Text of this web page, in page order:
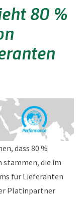
80 %
dass 80 %
stammen, die im
für Lieferanten
Platinpartner